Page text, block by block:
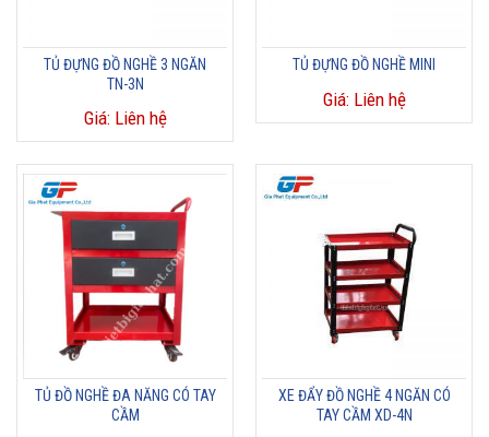
TỦ ĐỰNG ĐỒ NGHỀ 3 NGĂN
TN-3N
Giá: Liên hệ
TỦ ĐỰNG ĐỒ NGHỀ MINI
Giá: Liên hệ
TỦ ĐỒ NGHỀ ĐA NĂNG CÓ TAY
CẦM
XE ĐẨY ĐỒ NGHỀ 4 NGĂN CÓ
TAY CẦM XD-4N